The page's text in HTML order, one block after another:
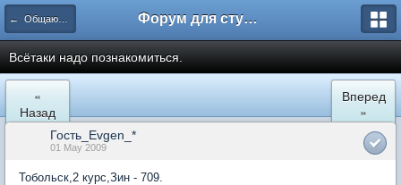
← Общаются информатики Форум для студента СГА
Всётаки надо познакомиться.
«
Назад
Вперед
»
Гость_Evgen_*
01 May 2009
Тобольск,2 курс,Зин - 709.